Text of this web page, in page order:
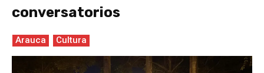
conversatorios
Arauca Cultura